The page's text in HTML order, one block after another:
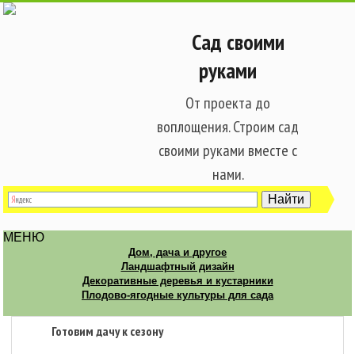
Сад своими
руками
От проекта до
воплощения. Строим сад
своими руками вместе с
нами.
МЕНЮ
Дом, дача и другое
Ландшафтный дизайн
Декоративные деревья и кустарники
Плодово-ягодные культуры для сада
Готовим дачу к сезону